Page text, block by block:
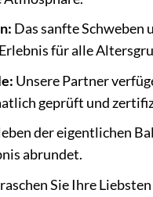
Das sanfte Schweben
für alle
Unsere Partner
geprüft und
der eigentlichen
abrundet.
Sie Ihre